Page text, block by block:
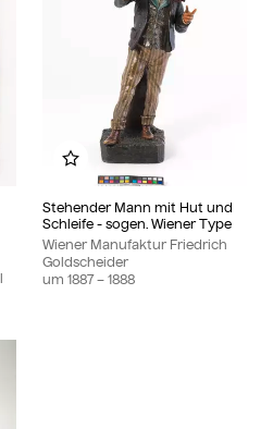
hinzufügen
Stehender Mann mit Hut und
Schleife - sogen. Wiener Type
Wiener Manufaktur Friedrich
Goldscheider
um 1887– 1888
Zu meinem Album